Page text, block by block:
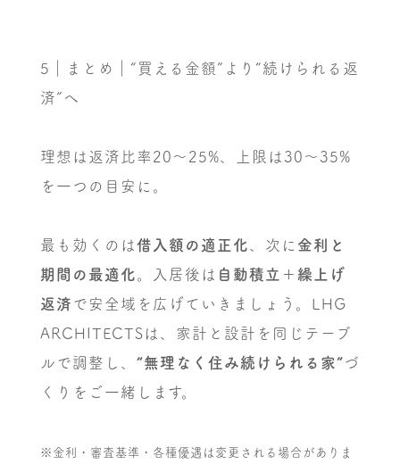
5｜まとめ｜“買える金額”より“続けられる返
済”へ
理想は返済比率20〜25%、上限は30〜35%
を一つの目安に。
最も効くのは借入額の適正化 、次に 金利と
期間の最適化 。入居後は 自動積立＋繰上げ
返済 で安全域を広げていきましょう。LHG
ARCHITECTSは、家計と設計を同じテーブ
ルで調整し、 “無理なく住み続けられる家”づ
くりをご一緒します。
※金利・審査基準・各種優遇は変更される場合がありま